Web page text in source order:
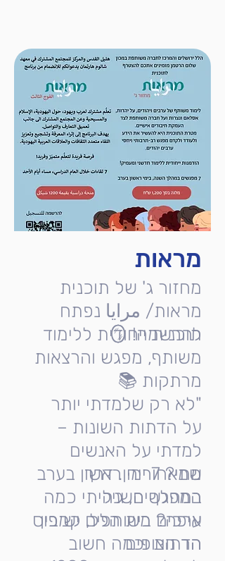
מחזור ג' של תוכנית
מראות/ مرايا נפתח
להרשמה! 🪞
תוכנית ייחודית ללימוד
משותף, מפגש והרצאות
מרתקות 📚
"לא רק שלמדתי יותר
על הדתות השונות –
למדתי על האנשים
שמאחוריהן. דרך
המפגשים, גיליתי כמה
ערכים משותפים יש בין
הדתות וכמה חשוב
מתי? 7 ימי ראשון בערב
במהלך השנה
איפה? בית הלל, קמפוס
הר הצופים
מראות